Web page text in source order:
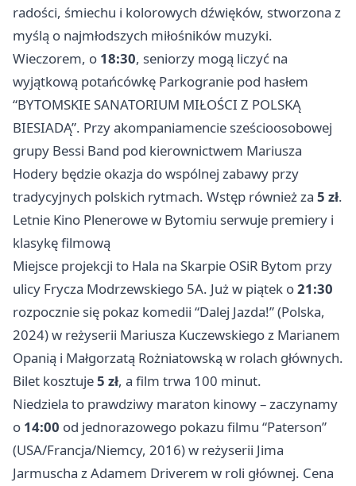
radości, śmiechu i kolorowych dźwięków, stworzona z
myślą o najmłodszych miłośników muzyki.
Wieczorem, o 18:30, seniorzy mogą liczyć na
wyjątkową potańcówkę Parkogranie pod hasłem
“BYTOMSKIE SANATORIUM MIŁOŚCI Z POLSKĄ
BIESIADĄ”. Przy akompaniamencie sześcioosobowej
grupy Bessi Band pod kierownictwem Mariusza
Hodery będzie okazja do wspólnej zabawy przy
tradycyjnych polskich rytmach. Wstęp również za 5 zł.
Letnie Kino Plenerowe w Bytomiu serwuje premiery i
klasykę filmową
Miejsce projekcji to Hala na Skarpie OSiR Bytom przy
ulicy Frycza Modrzewskiego 5A. Już w piątek o21:30
rozpocznie się pokaz komedii “Dalej Jazda!” (Polska,
2024) w reżyserii Mariusza Kuczewskiego z Marianem
Opanią i Małgorzatą Rożniatowską w rolach głównych.
Bilet kosztuje5 zł, a film trwa 100 minut.
Niedziela to prawdziwy maraton kinowy – zaczynamy
o 14:00 od jednorazowego pokazu filmu “Paterson”
(USA/Francja/Niemcy, 2016) w reżyserii Jima
Jarmuscha z Adamem Driverem w roli głównej. Cena